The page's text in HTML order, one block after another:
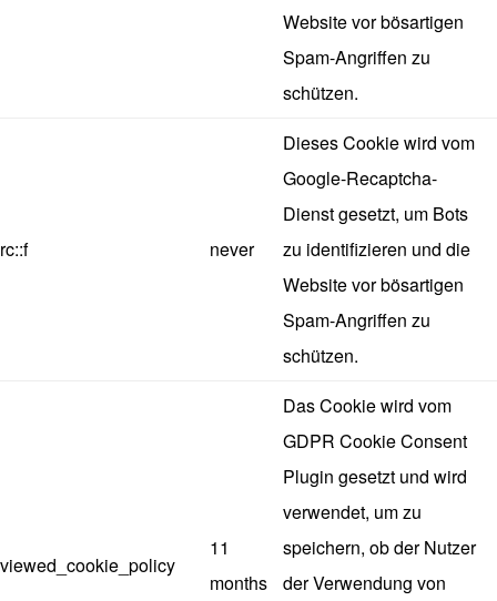
Website vor bösartigen
Spam-Angriffen zu
schützen.
rc::f never
Dieses Cookie wird vom
Google-Recaptcha-
Dienst gesetzt, um Bots
zu identifizieren und die
Website vor bösartigen
Spam-Angriffen zu
schützen.
viewed_cookie_policy
11
months
Das Cookie wird vom
GDPR Cookie Consent
Plugin gesetzt und wird
verwendet, um zu
speichern, ob der Nutzer
der Verwendung von